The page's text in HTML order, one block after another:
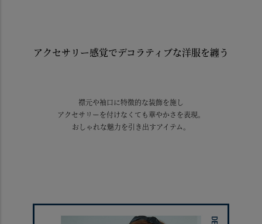
アクセサリー感覚でデコラティブな洋服を纏う
襟元や袖口に特徴的な装飾を施し
アクセサリーを付けなくても華やかさを表現。
おしゃれな魅力を引き出すアイテム。